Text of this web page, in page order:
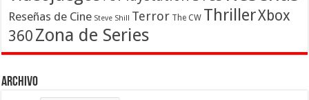
Reseñas de Cine Steve Shill Terror The CW ThrillerXbox
360 Zona de Series
Archivo